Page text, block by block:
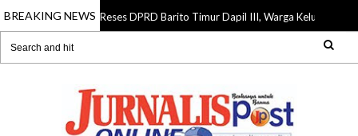
BREAKING NEWS
07 Aug 2026 Reses DPRD Barito Timur Dapil III, Warga Keluhkan